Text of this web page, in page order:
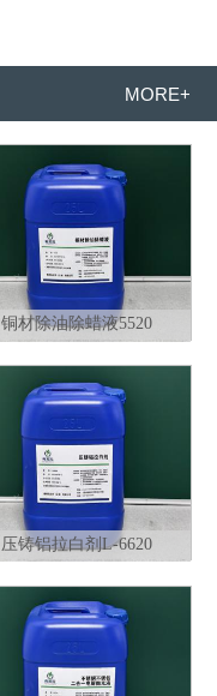
MORE+
铜材除油除蜡液5520
压铸铝拉白剂L-6620